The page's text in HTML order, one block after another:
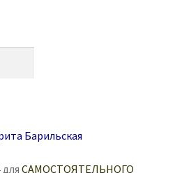
Барильская
САМОСТОЯТЕЛЬНОГО